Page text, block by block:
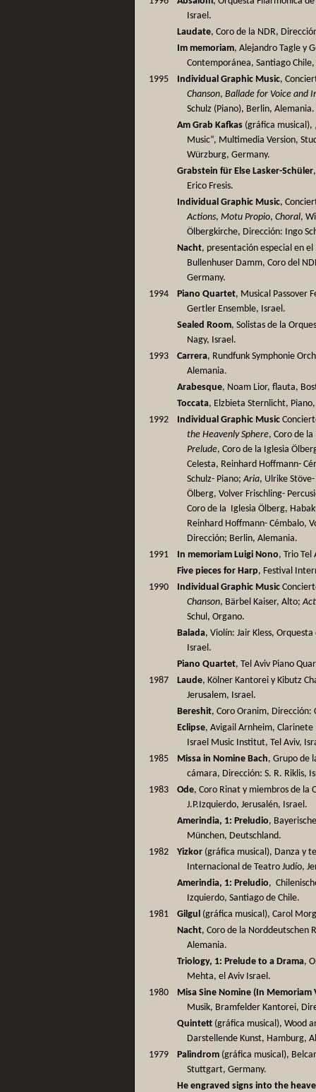
Israel.
Laudate, Coro de la NDR,
Im memoriam, Alejandro Tagle y
Contemporánea, Santiago
1995
Individual Graphic Music,
Chanson,Ballade for Voice and
Schulz (Piano), Berlin, Alemania.
Am Grab Kafkas (gráfica musical),
Music“, Multimedia Version,
Würzburg, Germany.
Grabstein für Else Lasker-Schüler
Erico Fresis.
Individual Graphic Music,
Actions,Motu Propio,Choral,
Ölbergkirche, Dirección: Ingo
Nacht, presentación especial en
Bullenhuser Damm, Coro del
Germany.
1994
Piano Quartet, Musical Passover
Gertler Ensemble, Israel.
Sealed Room, Solistas de la
Nagy, Israel.
1993
Carrera, Rundfunk Symphonie
Alemania.
Arabesque, Noam Lior, flauta,
Toccata, Elzbieta Sternlicht,
1992
Individual Graphic Music
the Heavenly Sphere, Coro de
Prelude, Coro de la Iglesia
Celesta, Reinhard Hoffmann-
Schulz- Piano;Aria, Ulrike
Ölberg, Volver Frischling-
Coro de la Iglesia Ölberg,
Reinhard Hoffmann- Cémbalo,
Dirección; Berlin, Alemania.
1991
In memoriam Luigi Nono, Trio Tel
Five pieces for Harp, Festival
1990
Individual Graphic Music
Chanson, Bärbel Kaiser, Alto;
Schul, Organo.
Balada, Violín: Jair Kless,
Israel.
Piano Quartet, Tel Aviv Piano
1987
Laude, Kölner Kantorei y Kibutz
Jerusalem, Israel.
Bereshit, Coro Oranim, Dirección:
Eclipse, Avigail Arnheim,
Israel Music Institut, Tel Aviv,
1985
Missa in Nomine Bach, Grupo de
cámara, Dirección: S. R. Riklis,
1983
Ode, Coro Rinat y miembros de la
J.P.Izquierdo, Jerusalén, Israel.
Amerindia, 1: Preludio,
München, Deutschland.
1982
Yizkor (gráfica musical), Danza y
Internacional de Teatro Judío,
Amerindia, 1: Preludio,
Izquierdo, Santiago de Chile.
1981
Gilgul (gráfica musical), Carol
Nacht, Coro de la Norddeutschen
Alemania.
Triology, 1: Prelude to a Drama,
Mehta, el Aviv Israel.
1980
Misa Sine Nomine (In Memoriam
Musik, Bramfelder Kantorei,
Quintett (gráfica musical), Wood
Darstellende Kunst, Hamburg,
1979
Palindrom (gráfica musical),
Stuttgart, Germany.
He engraved signs into the